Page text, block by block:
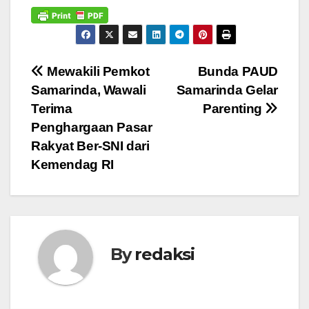
Navigasi
pos
Bunda PAUD
Samarinda Gelar
Parenting
Mewakili Pemkot
Samarinda, Wawali
Terima
Penghargaan Pasar
Rakyat Ber-SNI dari
Kemendag RI
Byredaksi